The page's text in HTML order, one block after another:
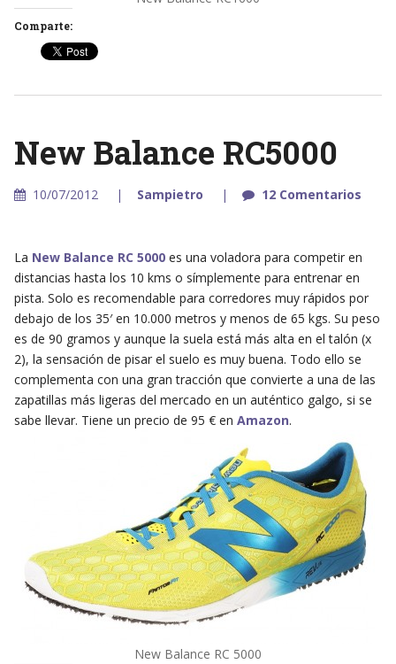
Comparte:
New Balance RC5000
10/07/2012 Sampietro 12 Comentarios
La New Balance RC 5000es una voladora para competir en
distancias hasta los 10 kms o símplemente para entrenar en
pista. Solo es recomendable para corredores muy rápidos por
debajo de los 35′ en 10.000 metros y menos de 65 kgs. Su peso
es de 90 gramos y aunque la suela está más alta en el talón (x
2), la sensación de pisar el suelo es muy buena. Todo ello se
complementa con una gran tracción que convierte a una de las
zapatillas más ligeras del mercado en un auténtico galgo, si se
sabe llevar. Tiene un precio de 95 € en Amazon.
New Balance RC 5000